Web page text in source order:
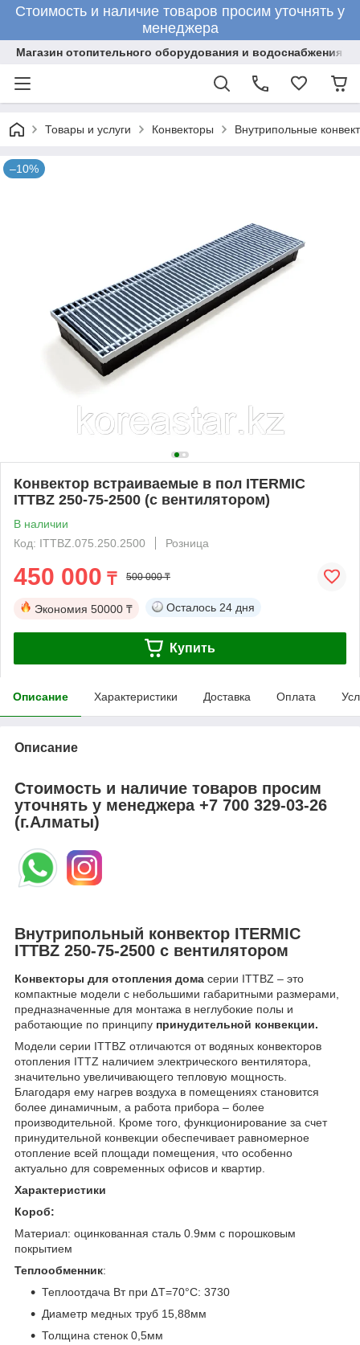
Стоимость и наличие товаров просим уточнять у
менеджера
Магазин отопительного оборудования и водоснабжения
Товары и услуги Конвекторы Внутрипольные
–10%
Конвектор встраиваемые в пол ITERMIC
ITTBZ 250-75-2500 (с вентилятором)
В наличии
Код: ITTBZ.075.250.2500
Розница
450 000 ₸ 500 000 ₸
Экономия 50000 ₸ Осталось 24 дня
Купить
Описание Характеристики Доставка Оплата
Описание
Стоимость и наличие товаров просим
уточнять у менеджера+7 700 329-03-26
(г.Алматы)
Внутрипольный конвектор ITERMIC
ITTBZ 250-75-2500 с вентилятором
Конвекторы для отопления дома серии ITTBZ – это
компактные модели с небольшими габаритными размерами,
предназначенные для монтажа в неглубокие полы и
работающие по принципу принудительной конвекции.
Модели серии ITTBZ отличаются от водяных конвекторов
отопления ITTZ наличием электрического вентилятора,
значительно увеличивающего тепловую мощность.
Благодаря ему нагрев воздуха в помещениях становится
более динамичным, а работа прибора – более
производительной. Кроме того, функционирование за счет
принудительной конвекции обеспечивает равномерное
отопление всей площади помещения, что особенно
актуально для современных офисов и квартир.
Характеристики
Короб:
Материал: оцинкованная сталь 0.9мм с порошковым
покрытием
Теплообменник:
Теплоотдача Вт при ∆T=70°C: 3730
Диаметр медных труб 15,88мм
Толщина стенок 0,5мм